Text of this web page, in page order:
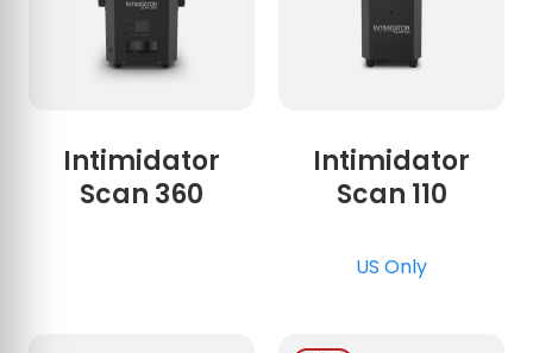
Intimidator
Scan 360
Intimidator
Scan 110
US Only